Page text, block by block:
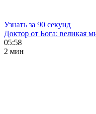
Узнать за 90 секунд
Доктор от Бога: великая
05:58
2 мин